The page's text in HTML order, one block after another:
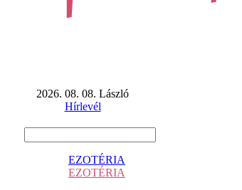
2026. 08. 08. László
Hírlevél
EZOTÉRIA
EZOTÉRIA